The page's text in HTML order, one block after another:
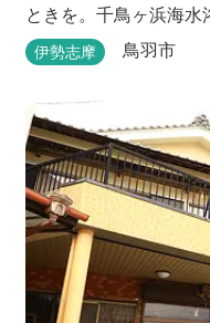
ときを。千鳥ヶ浜海水
伊勢志摩 鳥羽市